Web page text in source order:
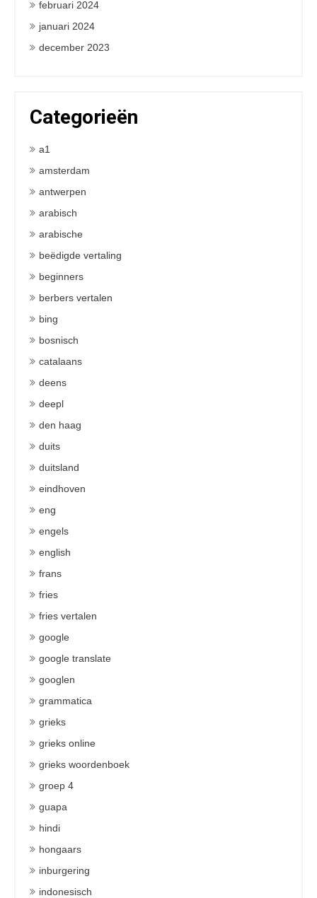
februari 2024
januari 2024
december 2023
Categorieën
a1
amsterdam
antwerpen
arabisch
arabische
beëdigde vertaling
beginners
berbers vertalen
bing
bosnisch
catalaans
deens
deepl
den haag
duits
duitsland
eindhoven
eng
engels
english
frans
fries
fries vertalen
google
google translate
googlen
grammatica
grieks
grieks online
grieks woordenboek
groep 4
guapa
hindi
hongaars
inburgering
indonesisch